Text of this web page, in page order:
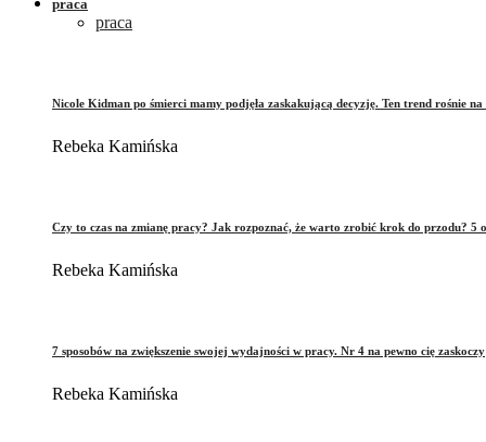
praca
praca
Nicole Kidman po śmierci mamy podjęła zaskakującą decyzję. Ten trend rośnie na
Rebeka Kamińska
Czy to czas na zmianę pracy? Jak rozpoznać, że warto zrobić krok do przodu? 5
Rebeka Kamińska
7 sposobów na zwiększenie swojej wydajności w pracy. Nr 4 na pewno cię zaskoczy
Rebeka Kamińska